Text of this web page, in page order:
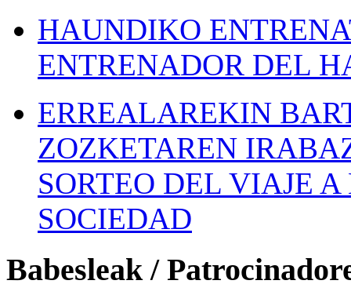
HAUNDIKO
ENTRENADOR DEL
ERREALAREKIN
ZOZKETAREN
SORTEO DEL VIAJE
SOCIEDAD
Babesleak /